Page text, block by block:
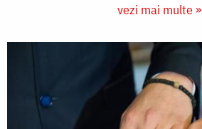
vezi mai multe »